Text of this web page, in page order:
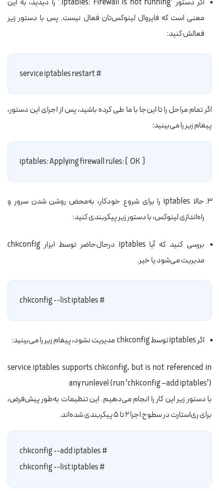
معنی است که فایروال لینوکس‌تان فعال نیست. پس با دستور زیر
فعالش کنید:
# service iptables restart
اگر تمام مراحل را تا این‌جا با ما طی کرده باشید، پس از اجرای این دستور،
پیغام زیر را می‌بینید:
iptables: Applying firewall rules: [  OK  ]
حالا iptables را برای شروع خودکار، به‌محض روشن شدن سرور و
راه‌اندازی لینوکس، با دستور زیر پیکربندی کنید:
بررسی کنید که آیا iptables درحال‌حاضر توسط ابزار chkconfig
مدیریت می‌شود یا خیر.
# chkconfig --list iptables
اگر iptables توسط chkconfig مدیریت نشود، پیغام زیر را می‌بینید:
service iptables supports chkconfig, but is not referenced in
any runlevel (run ‘chkconfig –add iptables’)
با دستور زیر این کار را انجام می‌دهیم. این تنظیمات به‌طور پیش‌فرض،
برای ری‌استارت در سطوح اجرا ۲ تا ۵ پیکربندی شده‌اند.
# chkconfig --add iptables
# chkconfig --list iptables